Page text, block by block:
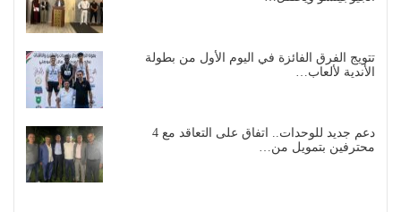
تتويج الفرق الفائزة في اليوم الأول من بطولة
الأندية لألعاب…
دعم جديد للوحدات.. اتفاق على التعاقد مع 4
محترفين بتمويل من…